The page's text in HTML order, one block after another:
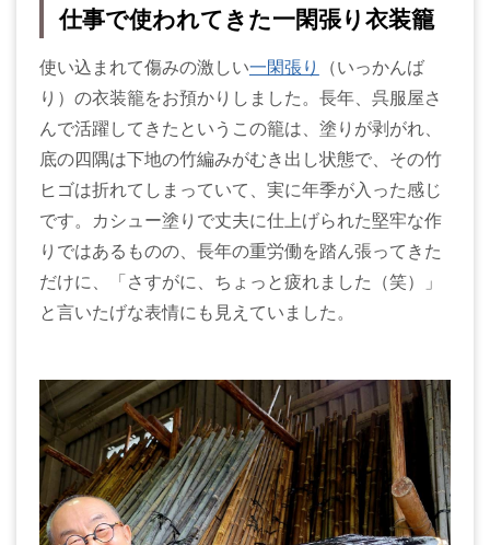
仕事で使われてきた一閑張り衣装籠
使い込まれて傷みの激しい一閑張り
（いっかんば
り）の衣装籠をお預かりしました。長年、呉服屋さ
んで活躍してきたというこの籠は、塗りが剥がれ、
底の四隅は下地の竹編みがむき出し状態で、その竹
ヒゴは折れてしまっていて、実に年季が入った感じ
です。カシュー塗りで丈夫に仕上げられた堅牢な作
りではあるものの、長年の重労働を踏ん張ってきた
だけに、「さすがに、ちょっと疲れました（笑）」
と言いたげな表情にも見えていました。